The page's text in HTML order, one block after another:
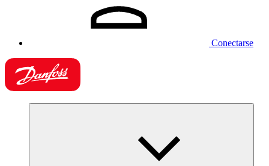
Conectarse